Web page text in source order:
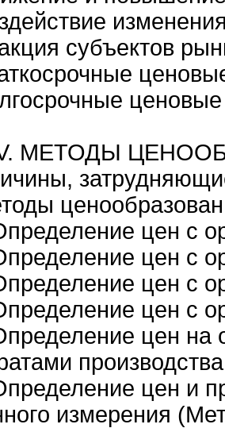
субъектов
ценовые
МЕТОДЫ
цен с
цен с
цен с
цен с
цен на
цен и
измерения